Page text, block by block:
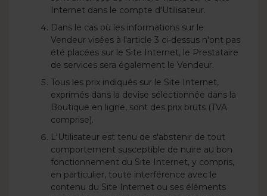
Internet dans le compte d'Utilisateur.
Dans le cas où les informations sur le
Vendeur visées à l'article 3 ci-dessus n'ont pas
été placées sur le Site Internet, le Prestataire
de services sera également le Vendeur.
Tous les prix indiqués sur le Site Internet,
exprimés dans la devise sélectionnée dans la
Boutique en ligne, sont des prix bruts (TVA
comprise).
L'Utilisateur est tenu de s'abstenir de tout
comportement susceptible de nuire au bon
fonctionnement du Site Internet, y compris,
en particulier, toute interférence avec le
contenu du Site Internet ou ses éléments